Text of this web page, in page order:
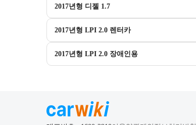
2017년형 디젤 1.7
2017년형 LPI 2.0 렌터카
2017년형 LPI 2.0 장애인용